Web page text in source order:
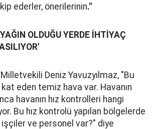
ederler, önerilerinin."
OLDUĞU YERDE İHTİYAÇ
Deniz Yavuzyılmaz, "Bu
eden temiz hava var. Havanın
havanın hız kontrolleri hangi
Bu hız kontrolü yapılan bölgelerde
işçiler ve personel var?" diye